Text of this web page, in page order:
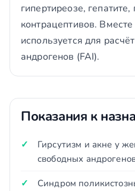
гипертиреозе,
контрацептивов.
используется для
андрогенов (FAI).
Показания к
Гирсутизм и акне у
свободных
Синдром